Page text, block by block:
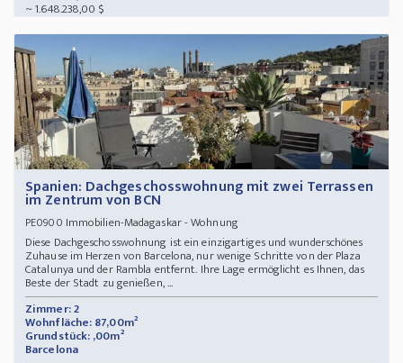
~ 1.648.238,00 $
Spanien: Dachgeschosswohnung mit zwei Terrassen
im Zentrum von BCN
PE0900 Immobilien-Madagaskar - Wohnung
Diese Dachgeschosswohnung ist ein einzigartiges und wunderschönes
Zuhause im Herzen von Barcelona, nur wenige Schritte von der Plaza
Catalunya und der Rambla entfernt. Ihre Lage ermöglicht es Ihnen, das
Beste der Stadt zu genießen, ...
Zimmer: 2
Wohnfläche: 87,00m²
Grundstück: ,00m²
Barcelona